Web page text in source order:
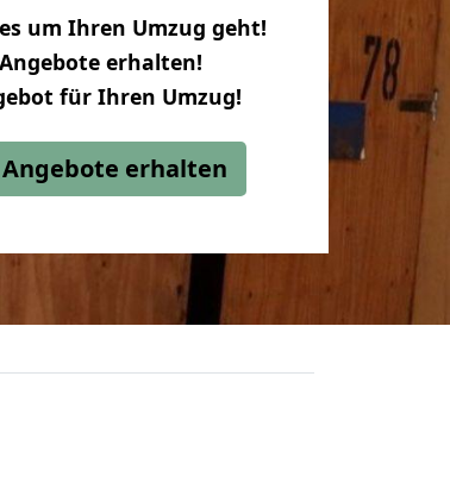
um Ihren Umzug geht!
erhalten!
für Ihren Umzug!
erhalten